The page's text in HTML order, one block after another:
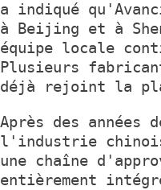
a indiqué
à Beijing et à
équipe locale
Plusieurs
déjà rejoint la
Après des années
l'industrie
une chaîne
entièrement